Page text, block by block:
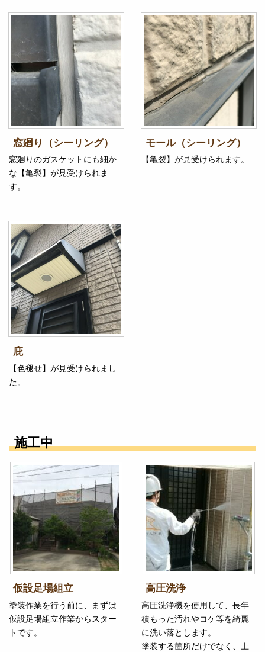
窓廻り（シーリング）
窓廻りのガスケットにも細か
な【亀裂】が見受けられま
す。
モール（シーリング）
【亀裂】が見受けられます。
庇
【色褪せ】が見受けられまし
た。
施工中
仮設足場組立
塗装作業を行う前に、まずは
仮設足場組立作業からスター
トです。
高圧洗浄
高圧洗浄機を使用して、長年
積もった汚れやコケ等を綺麗
に洗い落とします。
塗装する箇所だけでなく、土